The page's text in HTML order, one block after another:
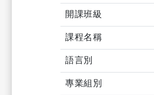
開課班級
課程名稱
語言別
專業組別